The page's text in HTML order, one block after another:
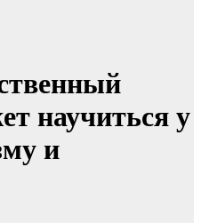
научиться у
и